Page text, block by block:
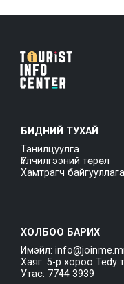
БИДНИЙ ТУХАЙ
Танилцуулга
Үйлчилгээний төрөл
Хамтрагч байгууллага
ХОЛБОО БАРИХ
Имэйл:
Хаяг: 5-р хороо Tedy
Утас: 7744 3939